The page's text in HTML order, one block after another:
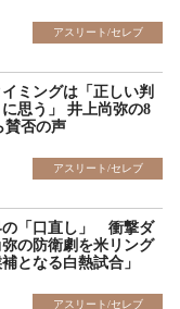
アスリート/セレブ
ミングは「正しい判
思う」 井上尚弥の8
賛否の声
アスリート/セレブ
の「口直し」 衝撃ダ
の防衛劇を米リング
となる白熱試合」
アスリート/セレブ